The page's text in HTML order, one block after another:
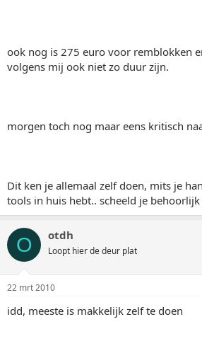
ook nog is 275 euro voor remblokken
volgens mij ook niet zo duur zijn.
morgen toch nog maar eens kritisch
Dit ken je allemaal zelf doen, mits je
tools in huis hebt.. scheeld je behoorlijk
O otdh
Loopt hier de deur plat
22 mrt 2010
idd, meeste is makkelijk zelf te doen